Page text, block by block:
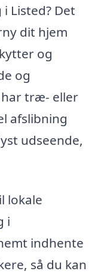
Listed? Det
dit hjem
og
og
har træ- eller
afslibning
udseende,
lokale
i
indhente
så du kan